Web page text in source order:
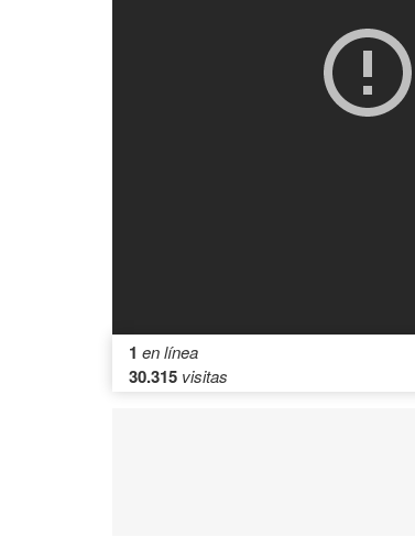
1 en línea
30.315 visitas